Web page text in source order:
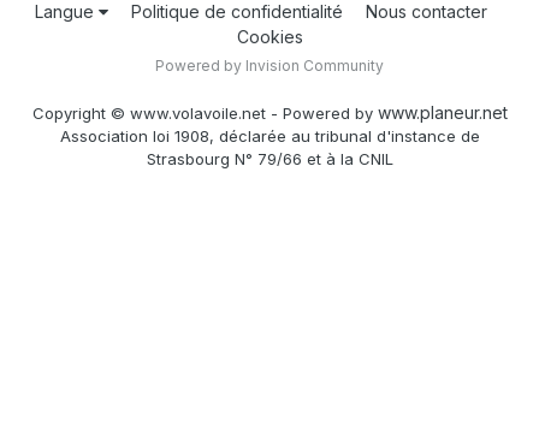
Langue Politique de confidentialité
Nous contacter
Cookies
Powered by Invision Community
Copyright © www.volavoile.net - Powered by www.planeur.net
Association loi 1908, déclarée au tribunal d'instance de
Strasbourg N° 79/66 et à la CNIL